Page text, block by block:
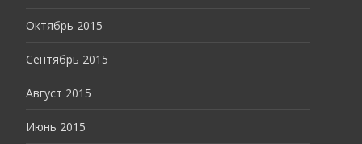
Октябрь 2015
Сентябрь 2015
Август 2015
Июнь 2015